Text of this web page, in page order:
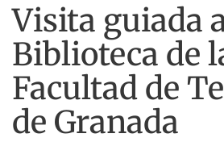
Visita guiada
Biblioteca de
Facultad de
de Granada